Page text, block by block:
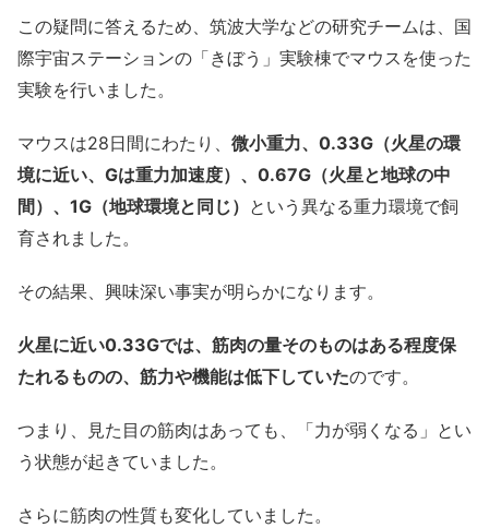
この疑問に答えるため、 筑波大学などの研究チームは、国
際宇宙ステーションの「きぼう」実験棟でマウスを使った
実験を行いました。
マウスは28日間にわたり、 微小重力、0.33G（火星の環
境に近い、Gは重力加速度）、0.67G（火星と地球の中
間）、1G（地球環境と同じ） という異なる重力環境で飼
育されました。
その結果、興味深い事実が明らかになります。
火星に近い0.33Gでは、筋肉の量そのものはある程度保
たれるものの、筋力や機能は低下していたのです。
つまり、見た目の筋肉はあっても、「力が弱くなる」とい
う状態が起きていました。
さらに筋肉の性質も変化していました。